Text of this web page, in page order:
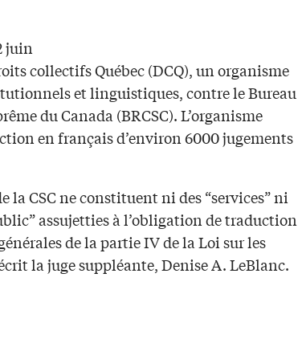
juin
collectifs Québec (DCQ), un organisme
et linguistiques, contre le Bureau
du Canada (BRCSC). L’organisme
en français d’environ 6000 jugements
la CSC ne constituent ni des “services” ni
assujetties à l’obligation de traduction
de la partie IV de la Loi sur les
la juge suppléante, Denise A. LeBlanc.